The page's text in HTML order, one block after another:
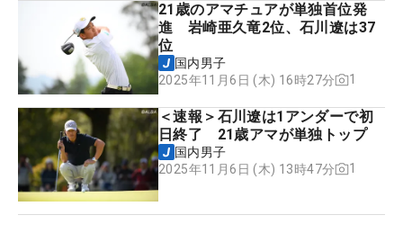
21歳のアマチュアが単独首位発
進 岩崎亜久竜2位、石川遼は37
位
国内男子
2025年11月6日 (木) 16時27分
1
＜速報＞石川遼は1アンダーで初
日終了 21歳アマが単独トップ
国内男子
2025年11月6日 (木) 13時47分
1